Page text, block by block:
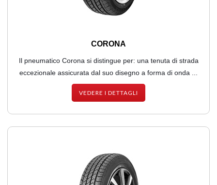
CORONA
Il pneumatico Corona si distingue per: una tenuta di strada
eccezionale assicurata dal suo disegno a forma di onda ...
VEDERE I DETTAGLI